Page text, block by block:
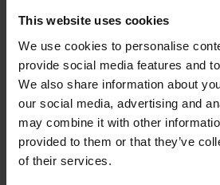
This website uses cookies
We use cookies to personalise
provide social media features and
We also share information about
our social media, advertising and
may combine it with other
provided to them or that they’ve
of their services.